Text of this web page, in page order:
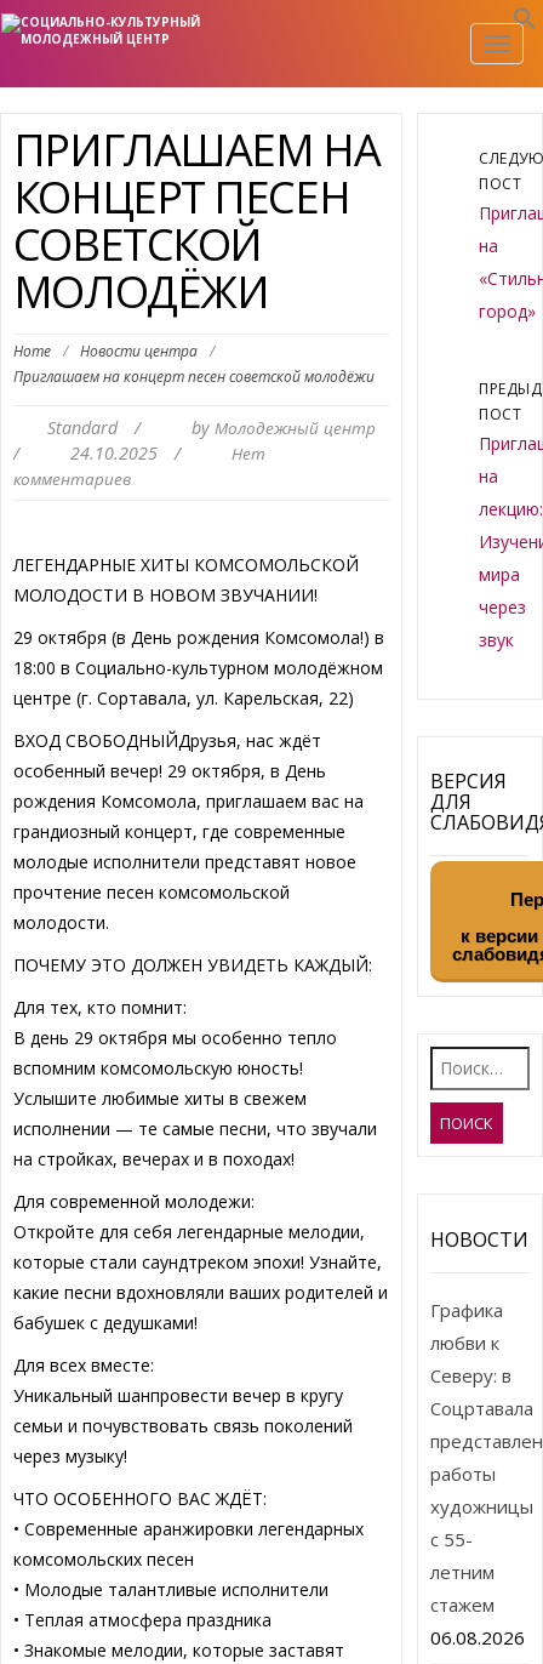
ПРИГЛАШАЕМ НА
КОНЦЕРТ ПЕСЕН
СОВЕТСКОЙ
МОЛОДЁЖИ
Home / Новости центра /
Приглашаем на концерт песен советской молодёжи
Standard / by Молодежный центр
/ 24.10.2025 /
Нет
комментариев
ЛЕГЕНДАРНЫЕ ХИТЫ КОМСОМОЛЬСКОЙ
МОЛОДОСТИ В НОВОМ ЗВУЧАНИИ!
29 октября (в День рождения Комсомола!) в
18:00 в Социально-культурном молодёжном
центре (г. Сортавала, ул. Карельская, 22)
ВХОД СВОБОДНЫЙДрузья, нас ждёт
особенный вечер! 29 октября, в День
рождения Комсомола, приглашаем вас на
грандиозный концерт, где современные
молодые исполнители представят новое
прочтение песен комсомольской
молодости.
ПОЧЕМУ ЭТО ДОЛЖЕН УВИДЕТЬ КАЖДЫЙ:
Для тех, кто помнит:
В день 29 октября мы особенно тепло
вспомним комсомольскую юность!
Услышите любимые хиты в свежем
исполнении — те самые песни, что звучали
на стройках, вечерах и в походах!
Для современной молодежи:
Откройте для себя легендарные мелодии,
которые стали саундтреком эпохи! Узнайте,
какие песни вдохновляли ваших родителей и
бабушек с дедушками!
Для всех вместе:
Уникальный шанпровести вечер в кругу
семьи и почувствовать связь поколений
через музыку!
ЧТО ОСОБЕННОГО ВАС ЖДЁТ:
• Современные аранжировки легендарных
комсомольских песен
• Молодые талантливые исполнители
• Теплая атмосфера праздника
• Знакомые мелодии, которые заставят
ПОСТ
на
город»
ПОСТ
на
лекцию:
мира
через
звук
ВЕРСИЯ
ДЛЯ
к
Найти:
НОВОСТИ
Графика
любви к
Северу: в
Соцртавала
работы
художницы
с 55-
летним
стажем
06.08.2026